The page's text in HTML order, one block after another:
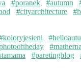
#poranek #autumn
#cityarchitecture
#paretingblog